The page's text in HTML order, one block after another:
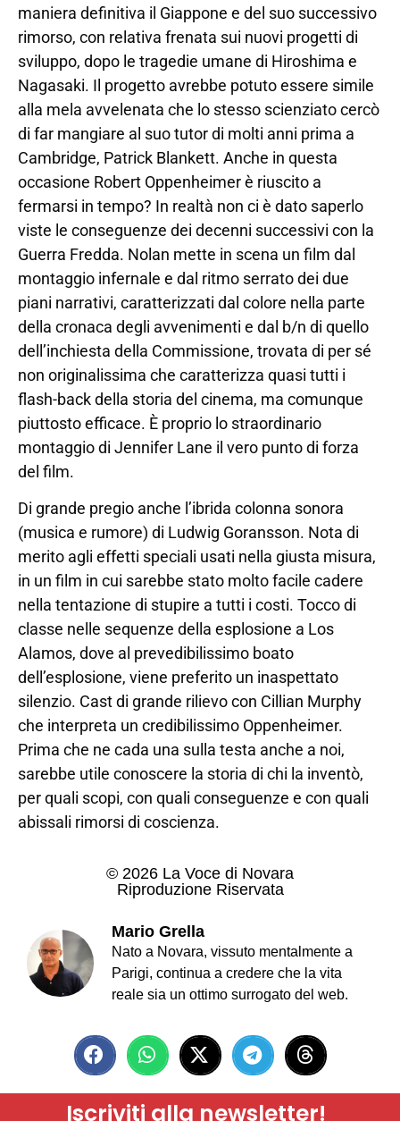
maniera definitiva il Giappone e del suo successivo
rimorso, con relativa frenata sui nuovi progetti di
sviluppo, dopo le tragedie umane di Hiroshima e
Nagasaki. Il progetto avrebbe potuto essere simile
alla mela avvelenata che lo stesso scienziato cercò
di far mangiare al suo tutor di molti anni prima a
Cambridge, Patrick Blankett. Anche in questa
occasione Robert Oppenheimer è riuscito a
fermarsi in tempo? In realtà non ci è dato saperlo
viste le conseguenze dei decenni successivi con la
Guerra Fredda. Nolan mette in scena un film dal
montaggio infernale e dal ritmo serrato dei due
piani narrativi, caratterizzati dal colore nella parte
della cronaca degli avvenimenti e dal b/n di quello
dell’inchiesta della Commissione, trovata di per sé
non originalissima che caratterizza quasi tutti i
flash-back della storia del cinema, ma comunque
piuttosto efficace. È proprio lo straordinario
montaggio di Jennifer Lane il vero punto di forza
del film.
Di grande pregio anche l’ibrida colonna sonora
(musica e rumore) di Ludwig Goransson. Nota di
merito agli effetti speciali usati nella giusta misura,
in un film in cui sarebbe stato molto facile cadere
nella tentazione di stupire a tutti i costi. Tocco di
classe nelle sequenze della esplosione a Los
Alamos, dove al prevedibilissimo boato
dell’esplosione, viene preferito un inaspettato
silenzio. Cast di grande rilievo con Cillian Murphy
che interpreta un credibilissimo Oppenheimer.
Prima che ne cada una sulla testa anche a noi,
sarebbe utile conoscere la storia di chi la inventò,
per quali scopi, con quali conseguenze e con quali
abissali rimorsi di coscienza.
© 2026 La Voce di Novara
Riproduzione Riservata
Mario Grella
Nato a Novara, vissuto mentalmente a
Parigi, continua a credere che la vita
reale sia un ottimo surrogato del web.
Iscriviti alla newsletter!